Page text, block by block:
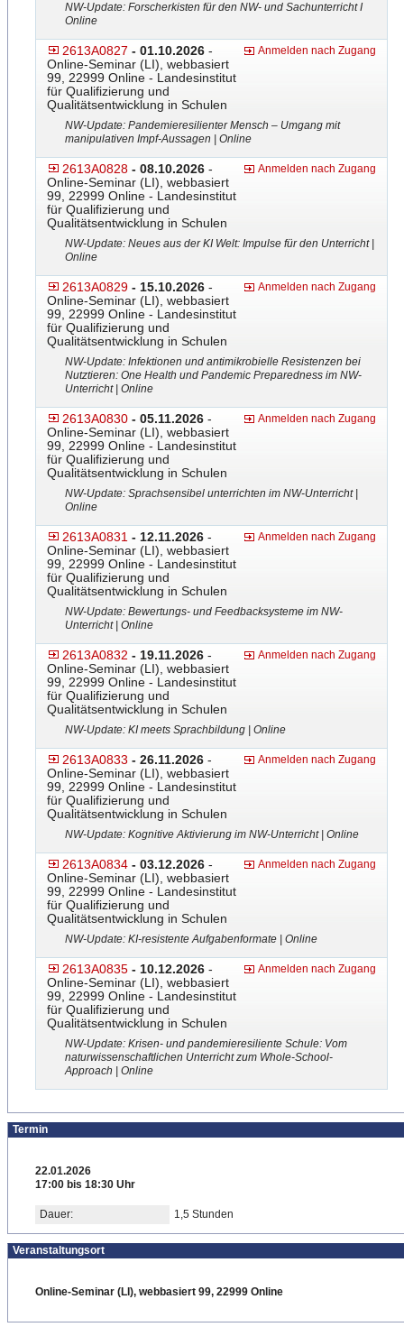
NW-Update: Forscherkisten für den NW- und Sachunterricht I
Online
2613A0827 - 01.10.2026 -
Online-Seminar (LI), webbasiert
99, 22999 Online - Landesinstitut
für Qualifizierung und
Qualitätsentwicklung in Schulen
Anmelden nach Zugang
NW-Update: Pandemieresilienter Mensch – Umgang mit
manipulativen Impf-Aussage​n | Online
2613A0828 - 08.10.2026 -
Online-Seminar (LI), webbasiert
99, 22999 Online - Landesinstitut
für Qualifizierung und
Qualitätsentwicklung in Schulen
Anmelden nach Zugang
NW-Update: Neues aus der KI Welt: Impulse für den Unterricht |
Online
2613A0829 - 15.10.2026 -
Online-Seminar (LI), webbasiert
99, 22999 Online - Landesinstitut
für Qualifizierung und
Qualitätsentwicklung in Schulen
Anmelden nach Zugang
NW-Update: Infektionen und antimikrobielle Resistenzen bei
Nutztieren: One Health und Pandemic Preparedness im NW-
Unterricht | Online
2613A0830 - 05.11.2026 -
Online-Seminar (LI), webbasiert
99, 22999 Online - Landesinstitut
für Qualifizierung und
Qualitätsentwicklung in Schulen
Anmelden nach Zugang
NW-Update: Sprachsensibel unterrichten im NW-Unterricht |
Online
2613A0831 - 12.11.2026 -
Online-Seminar (LI), webbasiert
99, 22999 Online - Landesinstitut
für Qualifizierung und
Qualitätsentwicklung in Schulen
Anmelden nach Zugang
NW-Update: Bewertungs- und Feedbacksysteme im NW-
Unterricht | Online
2613A0832 - 19.11.2026 -
Online-Seminar (LI), webbasiert
99, 22999 Online - Landesinstitut
für Qualifizierung und
Qualitätsentwicklung in Schulen
Anmelden nach Zugang
NW-Update: KI meets Sprachbildung | Online
2613A0833 - 26.11.2026 -
Online-Seminar (LI), webbasiert
99, 22999 Online - Landesinstitut
für Qualifizierung und
Qualitätsentwicklung in Schulen
Anmelden nach Zugang
NW-Update: Kognitive Aktivierung im NW-Unterricht | Online
2613A0834 - 03.12.2026 -
Online-Seminar (LI), webbasiert
99, 22999 Online - Landesinstitut
für Qualifizierung und
Qualitätsentwicklung in Schulen
Anmelden nach Zugang
NW-Update: KI-resistente Aufgabenformate | Online
2613A0835 - 10.12.2026 -
Online-Seminar (LI), webbasiert
99, 22999 Online - Landesinstitut
für Qualifizierung und
Qualitätsentwicklung in Schulen
Anmelden nach Zugang
NW-Update: Krisen- und pandemieresiliente Schule: Vom
naturwissenschaftlichen Unterricht zum Whole-School-
Approach | Online
Termin
22.01.2026
17:00 bis 18:30 Uhr
Dauer: 1,5 Stunden
Veranstaltungsort
Online-Seminar (LI), webbasiert 99, 22999 Online